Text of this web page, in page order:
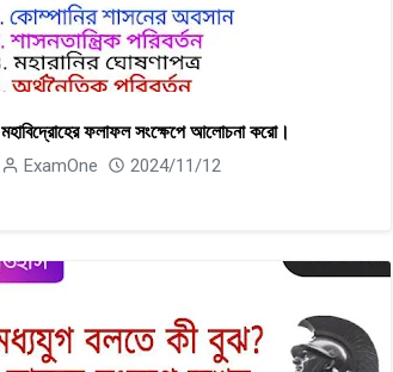
মহাবিদ্রোহের ফলাফল সংক্ষেপে আলোচনা করো।
ExamOne 2024/11/12